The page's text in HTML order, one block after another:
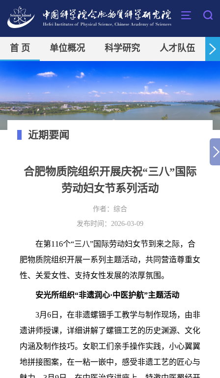
首 页 单位概况 科学研究 人才队伍
近期要闻
合肥物质院组织开展庆祝“三八”国际
劳动妇女节系列活动
作者： 综合
发布时间：2026-03-09
在第116个“三八”国际劳动妇女节到来之际，合
肥物质院组织开展一系列主题活动，共同营造尊重女
性、关爱女性、支持女性发展的浓厚氛围。
安光所组织“非遗润心·中医护航”主题活动
3月6日，在非遗螺钿手工教学与制作现场，由非
遗讲师授课，详细讲解了螺钿工艺的历史渊源、文化
内涵及制作技巧。女职工们亲手操作实践，小心翼翼
地拼接图案，在一粘一嵌中，感受非遗工艺的匠心与